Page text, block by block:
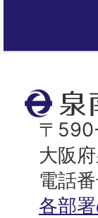
泉
南
市
役
所
〒
大阪
電話
各部